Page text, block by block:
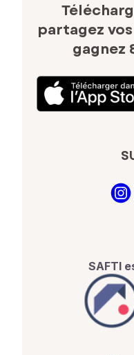
partagez
gagnez
SAFTI